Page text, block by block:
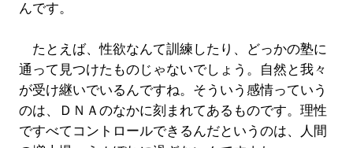
んです。
たとえば、性欲なんて訓練したり、どっかの塾に
通って見つけたものじゃないでしょう。自然と我々
が受け継いでいるんですね。そういう感情っていう
のは、ＤＮＡのなかに刻まれてあるものです。理性
ですべてコントロールできるんだというのは、人間